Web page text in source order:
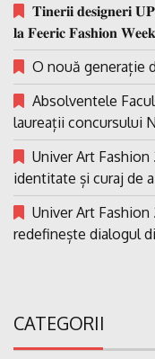
𝐓𝐢𝐧𝐞𝐫𝐢𝐢 𝐝𝐞𝐬𝐢𝐠𝐧𝐞𝐫𝐢
𝐥𝐚 𝐅𝐞𝐞𝐫𝐢𝐜 𝐅𝐚𝐬𝐡𝐢𝐨𝐧
O nouă generație
Absolventele
laureații concursului
Univer Art
identitate și curaj de
Univer Art
redefinește dialogul
CATEGORII